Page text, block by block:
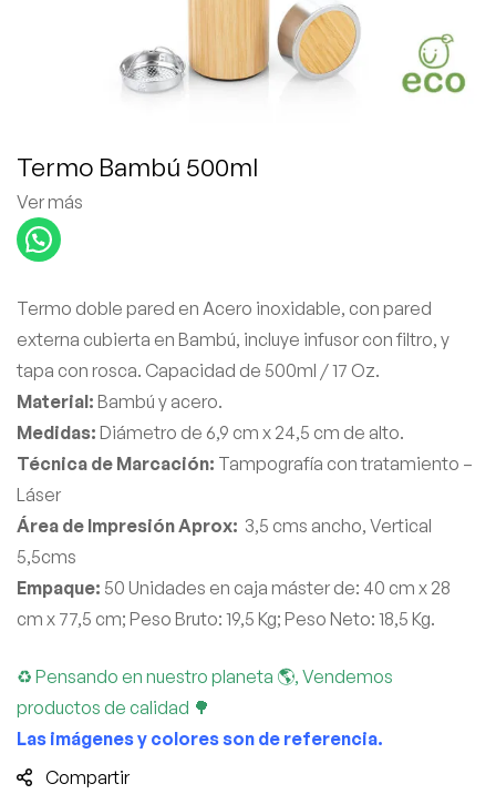
Termo Bambú 500ml
Ver más
Termo doble pared en Acero inoxidable, con pared
externa cubierta en Bambú, incluye infusor con filtro, y
tapa con rosca. Capacidad de 500ml / 17 Oz.
Material: Bambú y acero.
Medidas: Diámetro de 6,9 cm x 24,5 cm de alto.
Técnica de Marcación: Tampografía con tratamiento –
Láser
Área de Impresión Aprox: 3,5 cms ancho, Vertical
5,5cms
Empaque: 50 Unidades en caja máster de: 40 cm x 28
cm x 77,5 cm; Peso Bruto: 19,5 Kg; Peso Neto: 18,5 Kg.
♻ Pensando en nuestro planeta 🌎, Vendemos
productos de calidad 🌳
Las imágenes y colores son de referencia.
Compartir